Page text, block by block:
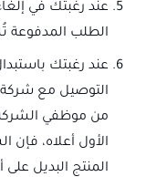
عند رغبتك في
الطلب المدفوعة
عند رغبتك
التوصيل مع شركة
من موظفي الشركة
الأول أعلاه،
المنتج البديل